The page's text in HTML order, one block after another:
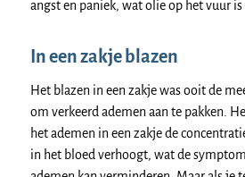
angst en paniek, wat olie op het vuur
In een zakje blazen
Het blazen in een zakje was ooit de
om verkeerd ademen aan te pakken.
het ademen in een zakje de
in het bloed verhoogt, wat de